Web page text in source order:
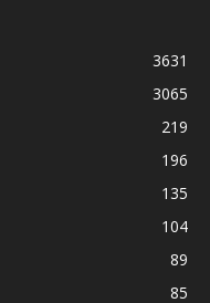
3631
3065
219
196
135
104
89
85